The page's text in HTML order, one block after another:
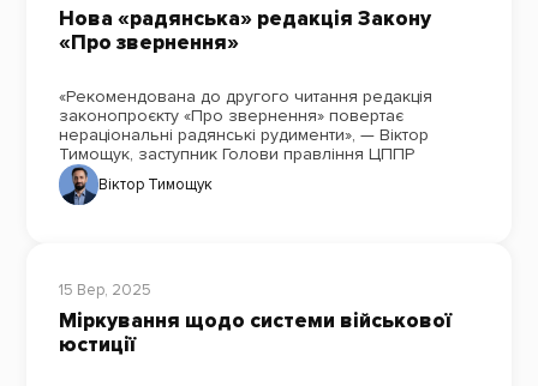
Нова «радянська» редакція Закону
«Про звернення»
«Рекомендована до другого читання редакція
законопроєкту «Про звернення» повертає
нераціональні радянські рудименти», — Віктор
Тимощук, заступник Голови правління ЦППР
Віктор Тимощук
15 Вер, 2025
Міркування щодо системи військової
юстиції